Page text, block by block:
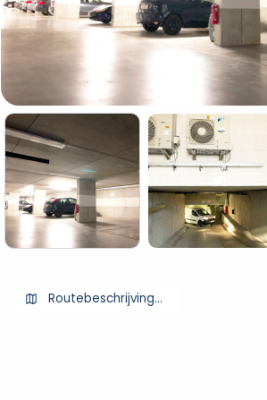
Routebeschrijving ophalen